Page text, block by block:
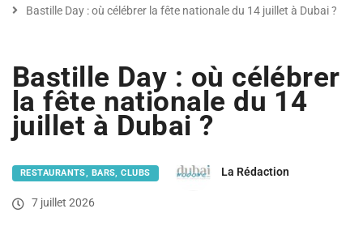
Bastille Day : où célébrer la fête nationale du 14 juillet à Dubai ?
Bastille Day : où célébrer
la fête nationale du 14
juillet à Dubai ?
RESTAURANTS, BARS, CLUBS La Rédaction
7 juillet 2026